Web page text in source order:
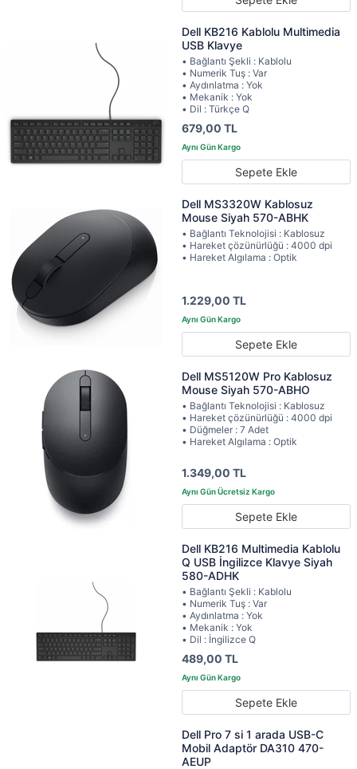
Dell KB216 Kablolu Multimedia
USB Klavye
• Bağlantı Şekli : Kablolu
• Numerik Tuş : Var
• Aydınlatma : Yok
• Mekanik : Yok
• Dil : Türkçe Q
679,00 TL
Sepete Ekle
Dell MS3320W Kablosuz
Mouse Siyah 570-ABHK
• Bağlantı Teknolojisi : Kablosuz
• Hareket çözünürlüğü : 4000 dpi
• Hareket Algılama : Optik
1.229,00 TL
Sepete Ekle
Dell MS5120W Pro Kablosuz
Mouse Siyah 570-ABHO
• Bağlantı Teknolojisi : Kablosuz
• Hareket çözünürlüğü : 4000 dpi
• Düğmeler : 7 Adet
• Hareket Algılama : Optik
1.349,00 TL
Sepete Ekle
Dell KB216 Multimedia Kablolu
Q USB İngilizce Klavye Siyah
580-ADHK
• Bağlantı Şekli : Kablolu
• Numerik Tuş : Var
• Aydınlatma : Yok
• Mekanik : Yok
• Dil : İngilizce Q
489,00 TL
Sepete Ekle
Dell Pro 7 si 1 arada USB-C
Mobil Adaptör DA310 470-
AEUP